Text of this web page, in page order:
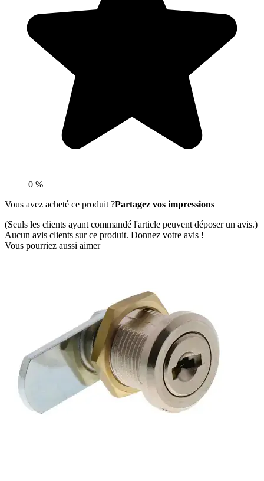
0 %
Vous avez acheté ce produit ?Partagez vos impressions
(Seuls les clients ayant commandé l'article peuvent déposer un avis.)
Aucun avis clients sur ce produit. Donnez votre avis !
Vous pourriez aussi aimer